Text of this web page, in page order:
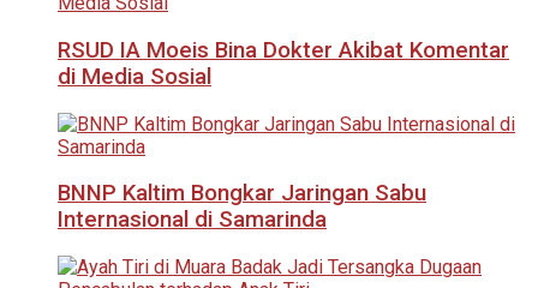
RSUD IA Moeis Bina Dokter Akibat Komentar
di Media Sosial
BNNP Kaltim Bongkar Jaringan Sabu
Internasional di Samarinda